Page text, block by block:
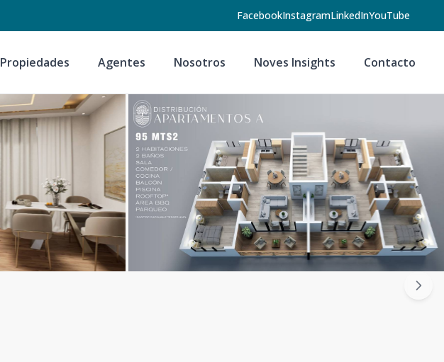
FacebookInstagramLinkedInYouTube
Propiedades Agentes Nosotros Noves Insights Contacto